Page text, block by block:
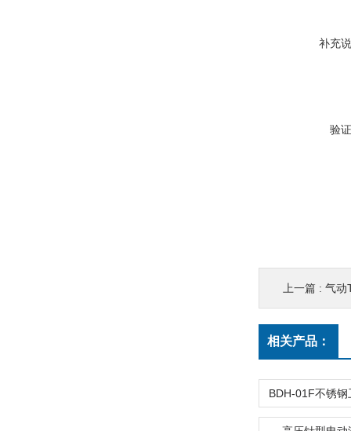
补充
验
上一篇 : 气动
相关产品：